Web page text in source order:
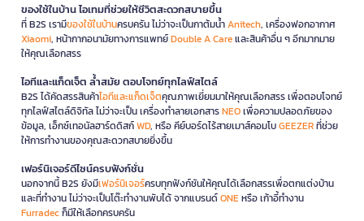
ของใช้ในบ้าน ไอเทมที่ช่วยให้ชีวิตสะดวกสบายขึ้น
ที่ B2S เรามีของใช้ในบ้านครบครัน ไม่ว่าจะเป็นกาต้มน้ำAnitech, เครื่องฟอกอากาศ
Xiaomi, หน้ากากอนามัยทางการแพทย์Double A Careและสินค้าอื่น ๆ อีกมากมาย
ให้คุณเลือกสรร
ไอทีและแก็ดเจ็ต ล้ำสมัย ตอบโจทย์ทุกไลฟ์สไตล์
B2S ได้คัดสรรสินค้าไอทีและแก็ดเจ็ตคุณภาพเยี่ยมมาให้คุณเลือกสรร เพื่อตอบโจทย์
ทุกไลฟ์สไตล์ดิจิทัล ไม่ว่าจะเป็น เครื่องทำลายเอกสารNEOเพื่อความปลอดภัยของ
ข้อมูล, เอ็กซ์เทอนัลฮาร์ดดิสก์WD, หรือ คีย์บอร์ดไร้สายเมาส์คอมโบGEEZERที่ช่วย
ให้การทำงานของคุณสะดวกสบายยิ่งขึ้น
เฟอร์นิเจอร์ดีไซน์ครบฟังก์ชั่น
นอกจากนี้ B2S ยังมีเฟอร์นิเจอร์ครบทุกฟังก์ชันให้คุณได้เลือกสรรเพื่อตกแต่งบ้าน
และที่ทำงาน ไม่ว่าจะเป็นโต๊ะทำงานพับได้ จากแบรนด์ONEหรือ เก้าอี้ทำงาน
Furradecก็มีให้เลือกครบครัน